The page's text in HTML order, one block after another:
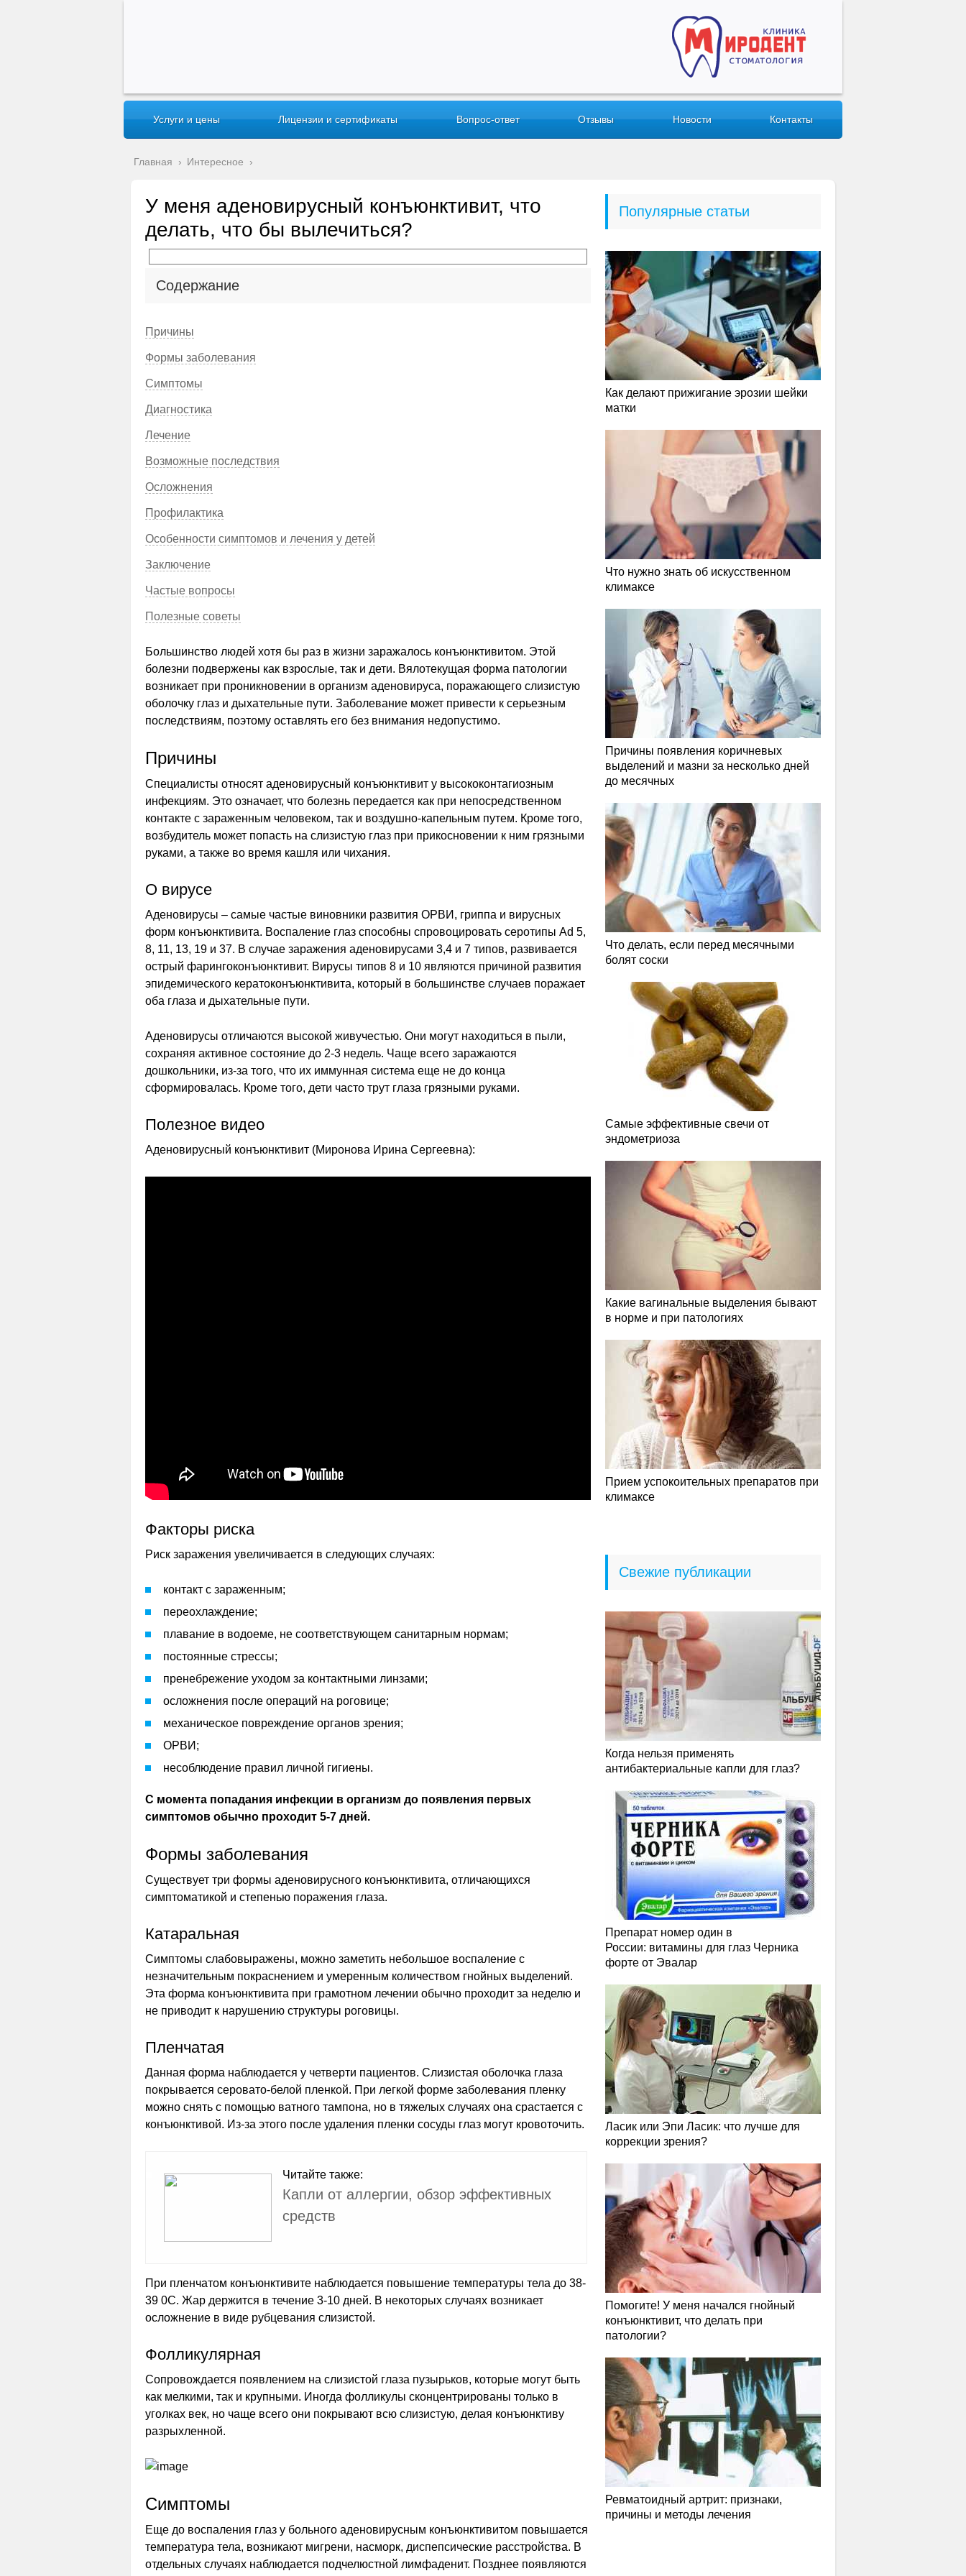
Услуги и цены Лицензии и сертификаты Вопрос-ответ Отзывы Новости Контакты
Главная › Интересное ›
У меня аденовирусный конъюнктивит, что
делать, что бы вылечиться?
Содержание
Причины
Формы заболевания
Симптомы
Диагностика
Лечение
Возможные последствия
Осложнения
Профилактика
Особенности симптомов и лечения у детей
Заключение
Частые вопросы
Полезные советы
Большинство людей хотя бы раз в жизни заражалось конъюнктивитом. Этой
болезни подвержены как взрослые, так и дети. Вялотекущая форма патологии
возникает при проникновении в организм аденовируса, поражающего слизистую
оболочку глаз и дыхательные пути. Заболевание может привести к серьезным
последствиям, поэтому оставлять его без внимания недопустимо.
Причины
Специалисты относят аденовирусный конъюнктивит у высококонтагиозным
инфекциям. Это означает, что болезнь передается как при непосредственном
контакте с зараженным человеком, так и воздушно-капельным путем. Кроме того,
возбудитель может попасть на слизистую глаз при прикосновении к ним грязными
руками, а также во время кашля или чихания.
О вирусе
Аденовирусы – самые частые виновники развития ОРВИ, гриппа и вирусных
форм конъюнктивита. Воспаление глаз способны спровоцировать серотипы Ad 5,
8, 11, 13, 19 и 37. В случае заражения аденовирусами 3,4 и 7 типов, развивается
острый фарингоконъюнктивит. Вирусы типов 8 и 10 являются причиной развития
эпидемического кератоконъюнктивита, который в большинстве случаев поражает
оба глаза и дыхательные пути.
Аденовирусы отличаются высокой живучестью. Они могут находиться в пыли,
сохраняя активное состояние до 2-3 недель. Чаще всего заражаются
дошкольники, из-за того, что их иммунная система еще не до конца
сформировалась. Кроме того, дети часто трут глаза грязными руками.
Полезное видео
Аденовирусный конъюнктивит (Миронова Ирина Сергеевна):
Факторы риска
Риск заражения увеличивается в следующих случаях:
контакт с зараженным;
переохлаждение;
плавание в водоеме, не соответствующем санитарным нормам;
постоянные стрессы;
пренебрежение уходом за контактными линзами;
осложнения после операций на роговице;
механическое повреждение органов зрения;
ОРВИ;
несоблюдение правил личной гигиены.
С момента попадания инфекции в организм до появления первых
симптомов обычно проходит 5-7 дней.
Формы заболевания
Существует три формы аденовирусного конъюнктивита, отличающихся
симптоматикой и степенью поражения глаза.
Катаральная
Симптомы слабовыражены, можно заметить небольшое воспаление с
незначительным покраснением и умеренным количеством гнойных выделений.
Эта форма конъюнктивита при грамотном лечении обычно проходит за неделю и
не приводит к нарушению структуры роговицы.
Пленчатая
Данная форма наблюдается у четверти пациентов. Слизистая оболочка глаза
покрывается серовато-белой пленкой. При легкой форме заболевания пленку
можно снять с помощью ватного тампона, но в тяжелых случаях она срастается с
конъюнктивой. Из-за этого после удаления пленки сосуды глаз могут кровоточить.
Читайте также:
Капли от аллергии, обзор эффективных
средств
При пленчатом конъюнктивите наблюдается повышение температуры тела до 38-
39 0C. Жар держится в течение 3-10 дней. В некоторых случаях возникает
осложнение в виде рубцевания слизистой.
Фолликулярная
Сопровождается появлением на слизистой глаза пузырьков, которые могут быть
как мелкими, так и крупными. Иногда фолликулы сконцентрированы только в
уголках век, но чаще всего они покрывают всю слизистую, делая конъюнктиву
разрыхленной.
Симптомы
Еще до воспаления глаз у больного аденовирусным конъюнктивитом повышается
температура тела, возникают мигрени, насморк, диспепсические расстройства. В
отдельных случаях наблюдается подчелюстной лимфаденит. Позднее появляются
Популярные статьи
Как делают прижигание эрозии шейки
матки
Что нужно знать об искусственном
климаксе
Причины появления коричневых
выделений и мазни за несколько дней
до месячных
Что делать, если перед месячными
болят соски
Самые эффективные свечи от
эндометриоза
Какие вагинальные выделения бывают
в норме и при патологиях
Прием успокоительных препаратов при
климаксе
Свежие публикации
Когда нельзя применять
антибактериальные капли для глаз?
Препарат номер один в
России: витамины для глаз Черника
форте от Эвалар
Ласик или Эпи Ласик: что лучше для
коррекции зрения?
Помогите! У меня начался гнойный
конъюнктивит, что делать при
патологии?
Ревматоидный артрит: признаки,
причины и методы лечения